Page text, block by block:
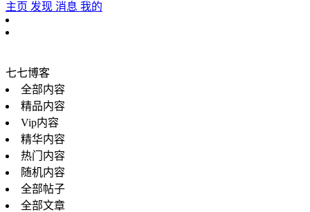
主页 发现 消息 我的
七七博客
全部内容
精品内容
Vip内容
精华内容
热门内容
随机内容
全部帖子
全部文章